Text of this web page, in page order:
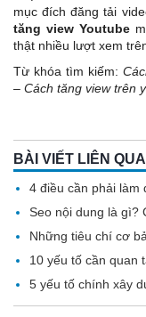
mục đích đăng tải
tăng view Youtube
thật nhiều lượt xem
Từ khóa tìm kiếm:
– Cách tăng view trên
BÀI VIẾT LIÊN
4 điều cần phải làm
Seo nội dung là gì?
Những tiêu chí cơ
10 yếu tố cần quan
5 yếu tố chính xây